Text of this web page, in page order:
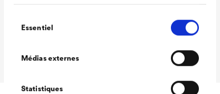
informations dans notre
politique de confidentialité
Sélectionnez les cookies que vous souhaitez
duEssentiel
Médias externes
Statistiques
Conditionnements
1,0 L / 2,5 L / 5 L / 12 L
MIX